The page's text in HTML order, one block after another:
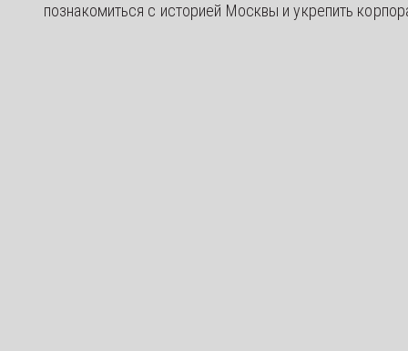
познакомиться с историей Москвы и укрепить